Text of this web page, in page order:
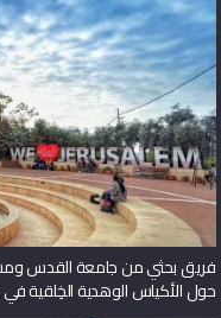
فريق بحثي من جامعة القدس
حول الأكياس الوهدية الخِلقية